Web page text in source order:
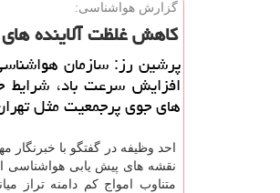
گزارش هواشناسی:
كاهش غلظت آلاینده
پرشین رز: سازمان
افزایش سرعت باد، شرایط
های جوی پرجمعیت مثل
احد وظیفه در گفتگو با خبرنگار
نقشه های پیش یابی هواشناسی
متناوب امواج كم دامنه